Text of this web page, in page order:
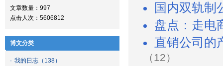
文章数量：997
点击人次：5606812
博文分类
· 我的日志 （138）
国内双轨制
盘点：走电
直销公司的
（12）